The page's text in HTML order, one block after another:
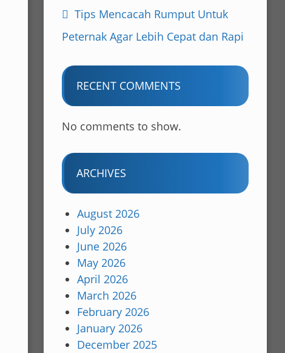
Tips Mencacah Rumput Untuk
Peternak Agar Lebih Cepat dan Rapi
RECENT COMMENTS
No comments to show.
ARCHIVES
August 2026
July 2026
June 2026
May 2026
April 2026
March 2026
February 2026
January 2026
December 2025